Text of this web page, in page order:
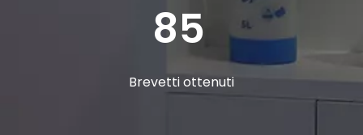
85
Brevetti ottenuti